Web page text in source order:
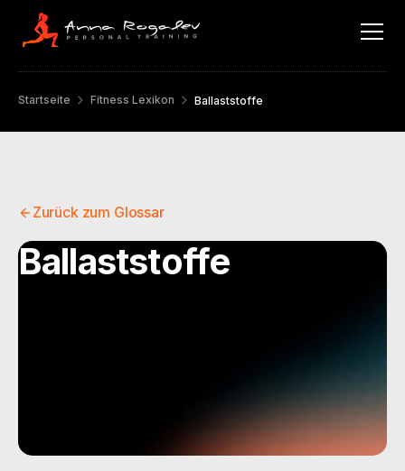
Startseite Fitness Lexikon Ballaststoffe
Zurück zum Glossar
Ballaststoffe